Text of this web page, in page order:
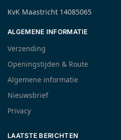
KvK Maastricht 14085065
ALGEMENE INFORMATIE
Verzending
Openingstijden & Route
Algemene informatie
Nieuwsbrief
Privacy
LAATSTE BERICHTEN